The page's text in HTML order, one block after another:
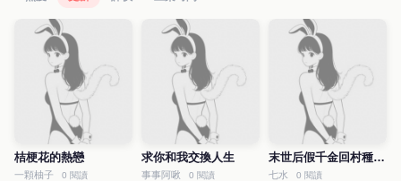
桔梗花的熱戀
一顆柚子 0 閱讀
求你和我交換人生
事事阿啾 0 閱讀
末世后假千金回村種田了
七水 0 閱讀